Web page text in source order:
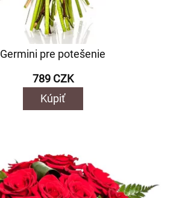
Germini pre potešenie
789 CZK
Kúpiť